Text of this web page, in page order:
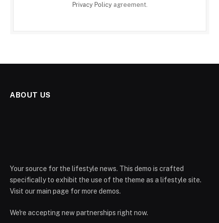
Privacy Policyagreement.
ABOUT US
Your source for the lifestyle news. This demo is crafted
specifically to exhibit the use of the theme as a lifestyle site.
Visit our main page for more demos.
We're accepting new partnerships right now.